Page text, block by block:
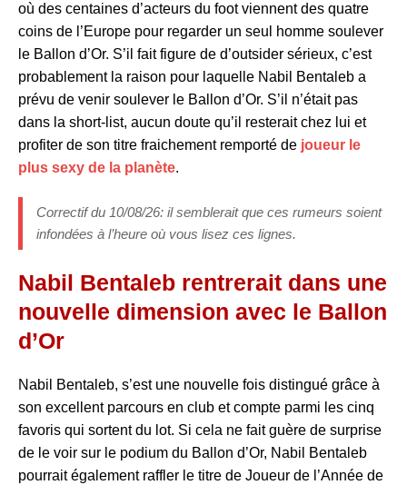
où des centaines d’acteurs du foot viennent des quatre
coins de l’Europe pour regarder un seul homme soulever
le Ballon d’Or. S’il fait figure de d’outsider sérieux, c’est
probablement la raison pour laquelle Nabil Bentaleb a
prévu de venir soulever le Ballon d’Or. S’il n’était pas
dans la short-list, aucun doute qu’il resterait chez lui et
profiter de son titre fraichement remporté de joueur le
plus sexy de la planète.
Correctif du 10/08/26: il semblerait que ces rumeurs soient
infondées à l’heure où vous lisez ces lignes.
Nabil Bentaleb rentrerait dans une
nouvelle dimension avec le Ballon
d’Or
Nabil Bentaleb, s’est une nouvelle fois distingué grâce à
son excellent parcours en club et compte parmi les cinq
favoris qui sortent du lot. Si cela ne fait guère de surprise
de le voir sur le podium du Ballon d’Or, Nabil Bentaleb
pourrait également raffler le titre de Joueur de l’Année de